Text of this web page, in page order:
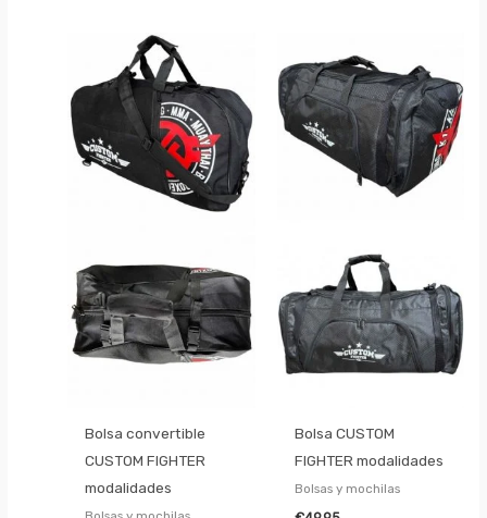
Bolsa convertible
CUSTOM FIGHTER
modalidades
Bolsa CUSTOM
FIGHTER modalidades
Bolsas y mochilas